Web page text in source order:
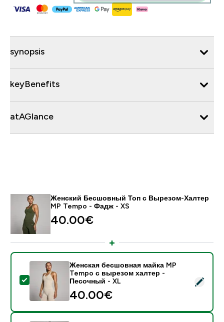
synopsis
keyBenefits
atAGlance
Женский Бесшовный Топ с Вырезом-Халтер
MP Tempo - Фадж - XS
40.00€‎
- Женская бесшовная майка MP Tempo с вырезом
Женская бесшовная майка MP
Tempo с вырезом халтер -
Песочный - XL
40.00€‎